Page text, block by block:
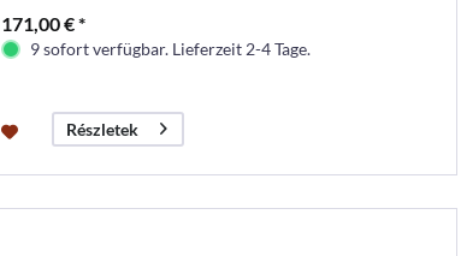
171,00 € *
9 sofort verfügbar. Lieferzeit 2-4 Tage.
Részletek